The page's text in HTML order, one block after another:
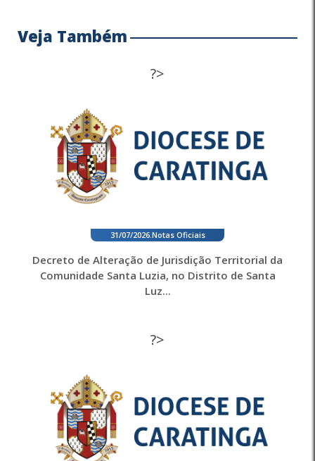
Veja Também
?>
31/07/2026. Notas Oficiais
Decreto de Alteração de Jurisdição Territorial da
Comunidade Santa Luzia, no Distrito de Santa
Luz...
?>